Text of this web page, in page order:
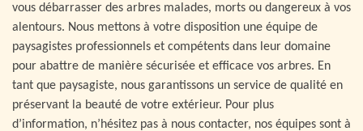
vous débarrasser des arbres malades, morts ou dangereux à vos
alentours. Nous mettons à votre disposition une équipe de
paysagistes professionnels et compétents dans leur domaine
pour abattre de manière sécurisée et efficace vos arbres. En
tant que paysagiste, nous garantissons un service de qualité en
préservant la beauté de votre extérieur. Pour plus
d’information, n’hésitez pas à nous contacter, nos équipes sont à